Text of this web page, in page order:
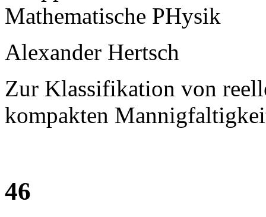
Mathematische PHysik
Alexander Hertsch
Zur Klassifikation von
kompakten
46